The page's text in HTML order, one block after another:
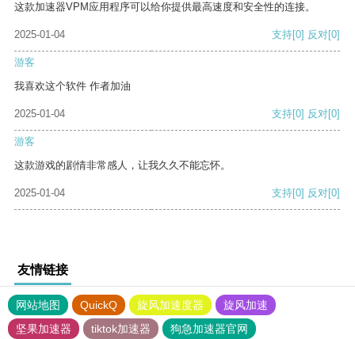
这款加速器VPM应用程序可以给你提供最高速度和安全性的连接。
2025-01-04 支持[0] 反对[0]
游客
我喜欢这个软件 作者加油
2025-01-04 支持[0] 反对[0]
游客
这款游戏的剧情非常感人，让我久久不能忘怀。
2025-01-04 支持[0] 反对[0]
友情链接
网站地图 QuickQ 旋风加速度器
旋风加速
坚果加速器
tiktok加速器
狗急加速器官网